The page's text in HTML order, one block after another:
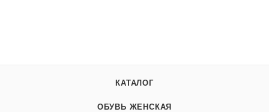
КАТАЛОГ
ОБУВЬ ЖЕНСКАЯ